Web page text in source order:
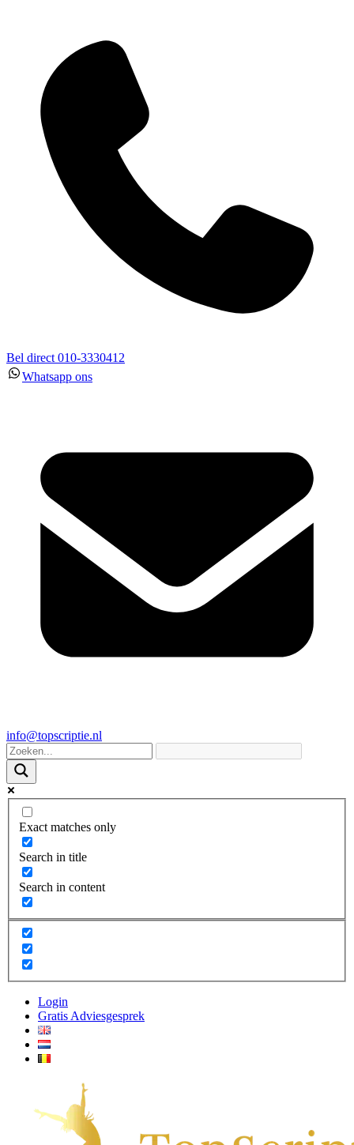
Bel direct 010-3330412
Whatsapp ons
info@topscriptie.nl
Exact matches only
Search in title
Search in content
Login
Gratis Adviesgesprek